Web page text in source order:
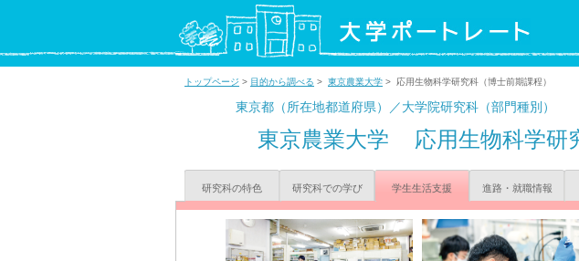
トップページ > 目的から調べる > 東京農業大学 > 応用生物科学研究科（博士前期課程）
東京都（所在地都道府県）／大学院研究科（部門種別）
東京農業大学 応用生物科学研
研究科の特色 研究科での学び 学生生活支援 進路・就職情報